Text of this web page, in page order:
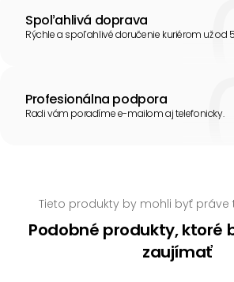
Spoľahlivá doprava
Rýchle a spoľahlivé doručenie kuriérom už od
Profesionálna podpora
Radi vám poradíme e-mailom aj telefonicky.
Tieto produkty by mohli byť
Podobné produkty, ktoré
zaujímať